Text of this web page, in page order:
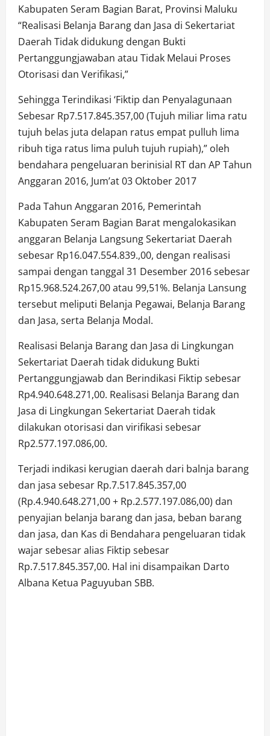
Kabupaten Seram Bagian Barat, Provinsi Maluku
“Realisasi Belanja Barang dan Jasa di Sekertariat
Daerah Tidak didukung dengan Bukti
Pertanggungjawaban atau Tidak Melaui Proses
Otorisasi dan Verifikasi,”
Sehingga Terindikasi ‘Fiktip dan Penyalagunaan
Sebesar Rp7.517.845.357,00 (Tujuh miliar lima ratu
tujuh belas juta delapan ratus empat pulluh lima
ribuh tiga ratus lima puluh tujuh rupiah),” oleh
bendahara pengeluaran berinisial RT dan AP Tahun
Anggaran 2016, Jum’at 03 Oktober 2017
Pada Tahun Anggaran 2016, Pemerintah
Kabupaten Seram Bagian Barat mengalokasikan
anggaran Belanja Langsung Sekertariat Daerah
sebesar Rp16.047.554.839.,00, dengan realisasi
sampai dengan tanggal 31 Desember 2016 sebesar
Rp15.968.524.267,00 atau 99,51%. Belanja Lansung
tersebut meliputi Belanja Pegawai, Belanja Barang
dan Jasa, serta Belanja Modal.
Realisasi Belanja Barang dan Jasa di Lingkungan
Sekertariat Daerah tidak didukung Bukti
Pertanggungjawab dan Berindikasi Fiktip sebesar
Rp4.940.648.271,00. Realisasi Belanja Barang dan
Jasa di Lingkungan Sekertariat Daerah tidak
dilakukan otorisasi dan virifikasi sebesar
Rp2.577.197.086,00.
Terjadi indikasi kerugian daerah dari balnja barang
dan jasa sebesar Rp.7.517.845.357,00
(Rp.4.940.648.271,00 + Rp.2.577.197.086,00) dan
penyajian belanja barang dan jasa, beban barang
dan jasa, dan Kas di Bendahara pengeluaran tidak
wajar sebesar alias Fiktip sebesar
Rp.7.517.845.357,00. Hal ini disampaikan Darto
Albana Ketua Paguyuban SBB.